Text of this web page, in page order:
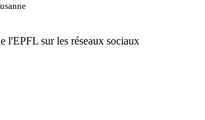
l'EPFL sur les réseaux sociaux